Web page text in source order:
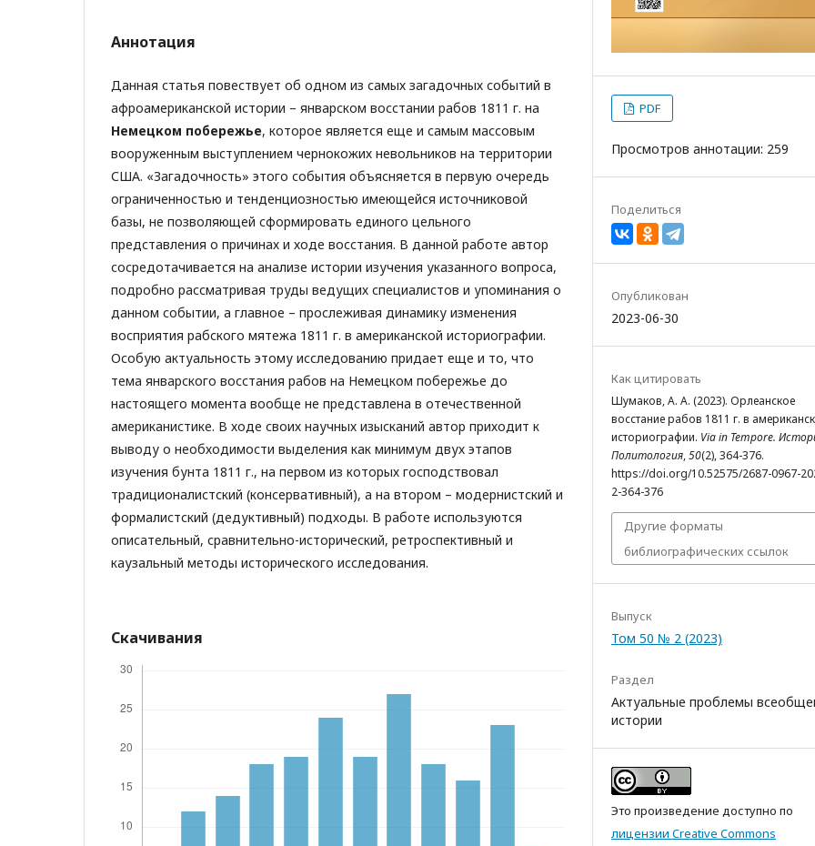
Аннотация
Данная статья повествует об одном из самых загадочных событий в
афроамериканской истории – январском восстании рабов 1811 г. на
Немецком побережье, которое является еще и самым массовым
вооруженным выступлением чернокожих невольников на территории
США. «Загадочность» этого события объясняется в первую очередь
ограниченностью и тенденциозностью имеющейся источниковой
базы, не позволяющей сформировать единого цельного
представления о причинах и ходе восстания. В данной работе автор
сосредотачивается на анализе истории изучения указанного вопроса,
подробно рассматривая труды ведущих специалистов и упоминания о
данном событии, а главное – прослеживая динамику изменения
восприятия рабского мятежа 1811 г. в американской историографии.
Особую актуальность этому исследованию придает еще и то, что
тема январского восстания рабов на Немецком побережье до
настоящего момента вообще не представлена в отечественной
американистике. В ходе своих научных изысканий автор приходит к
выводу о необходимости выделения как минимум двух этапов
изучения бунта 1811 г., на первом из которых господствовал
традиционалистский (консервативный), а на втором – модернистский и
формалистский (дедуктивный) подходы. В работе используются
описательный, сравнительно-исторический, ретроспективный и
каузальный методы исторического исследования.
Скачивания
PDF
Просмотров аннотации: 259
Поделиться
Опубликован
2023-06-30
Как цитировать
Шумаков, А. А. (2023). Орлеанское
восстание рабов 1811 г. в
историографии. Via in Tempore.
Политология,50(2), 364-376.
https://doi.org/10.52575/2687-0967-
2-364-376
Другие форматы
библиографических ссылок
Выпуск
Том 50 № 2 (2023)
Раздел
Актуальные проблемы
истории
Это произведение доступно по
лицензии Creative Commons